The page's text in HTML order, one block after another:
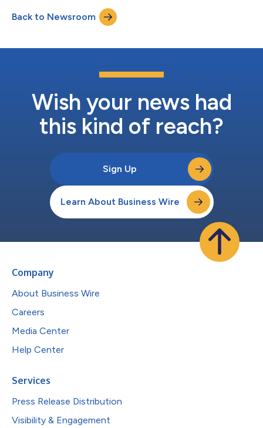
nieszczęśliwych wypadków na terytorium kraju. W maju 2024 r.
dyrektorem generalnym oddziału Starr w Korei został Paul Choi.
Może się on poszczycić ponad 30-letnim d...
Back to Newsroom
Wish your news had
this kind of reach?
Sign Up
Learn About Business Wire
Company
About Business Wire
Careers
Media Center
Help Center
Services
Press Release Distribution
Visibility & Engagement